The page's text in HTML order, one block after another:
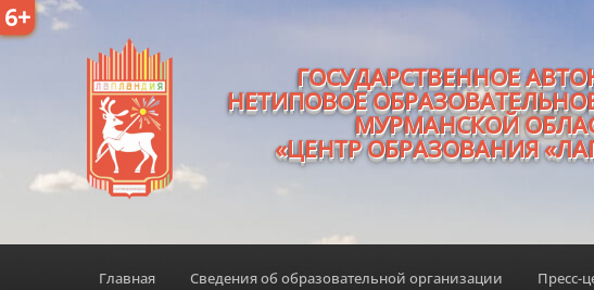
6+
ГОСУДАРСТВЕННОЕ
НЕТИПОВОЕ
МУРМАНСКОЙ
«ЦЕНТР ОБРАЗОВАНИЯ
Главная Сведения об образовательной организации Пресс-